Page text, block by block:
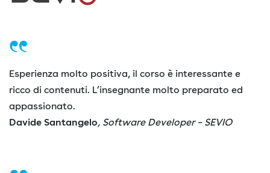
Esperienza molto positiva, il corso è interessante e
ricco di contenuti. L’insegnante molto preparato ed
appassionato.
Davide Santangelo, Software Developer – SEVIO